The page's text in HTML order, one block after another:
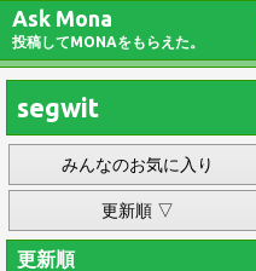
Ask Mona
投稿してMONAをもらえた。
segwit
みんなのお気に入り
更新順 ▽
更新順